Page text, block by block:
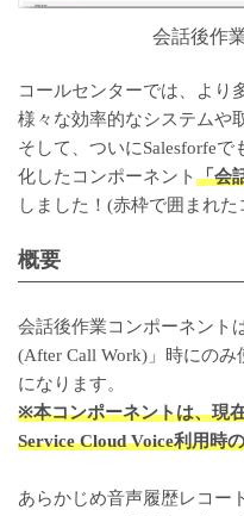
会話後作
コールセンターでは、より
様々な効率的なシステムや
そして、ついにSalesforfe
化したコンポーネント「会
しました！(赤枠で囲まれ
概要
会話後作業コンポーネント
(After Call Work)」時にの
になります。
※本コンポーネントは、現
Service Cloud Voice利用時
あらかじめ音声履歴レコー